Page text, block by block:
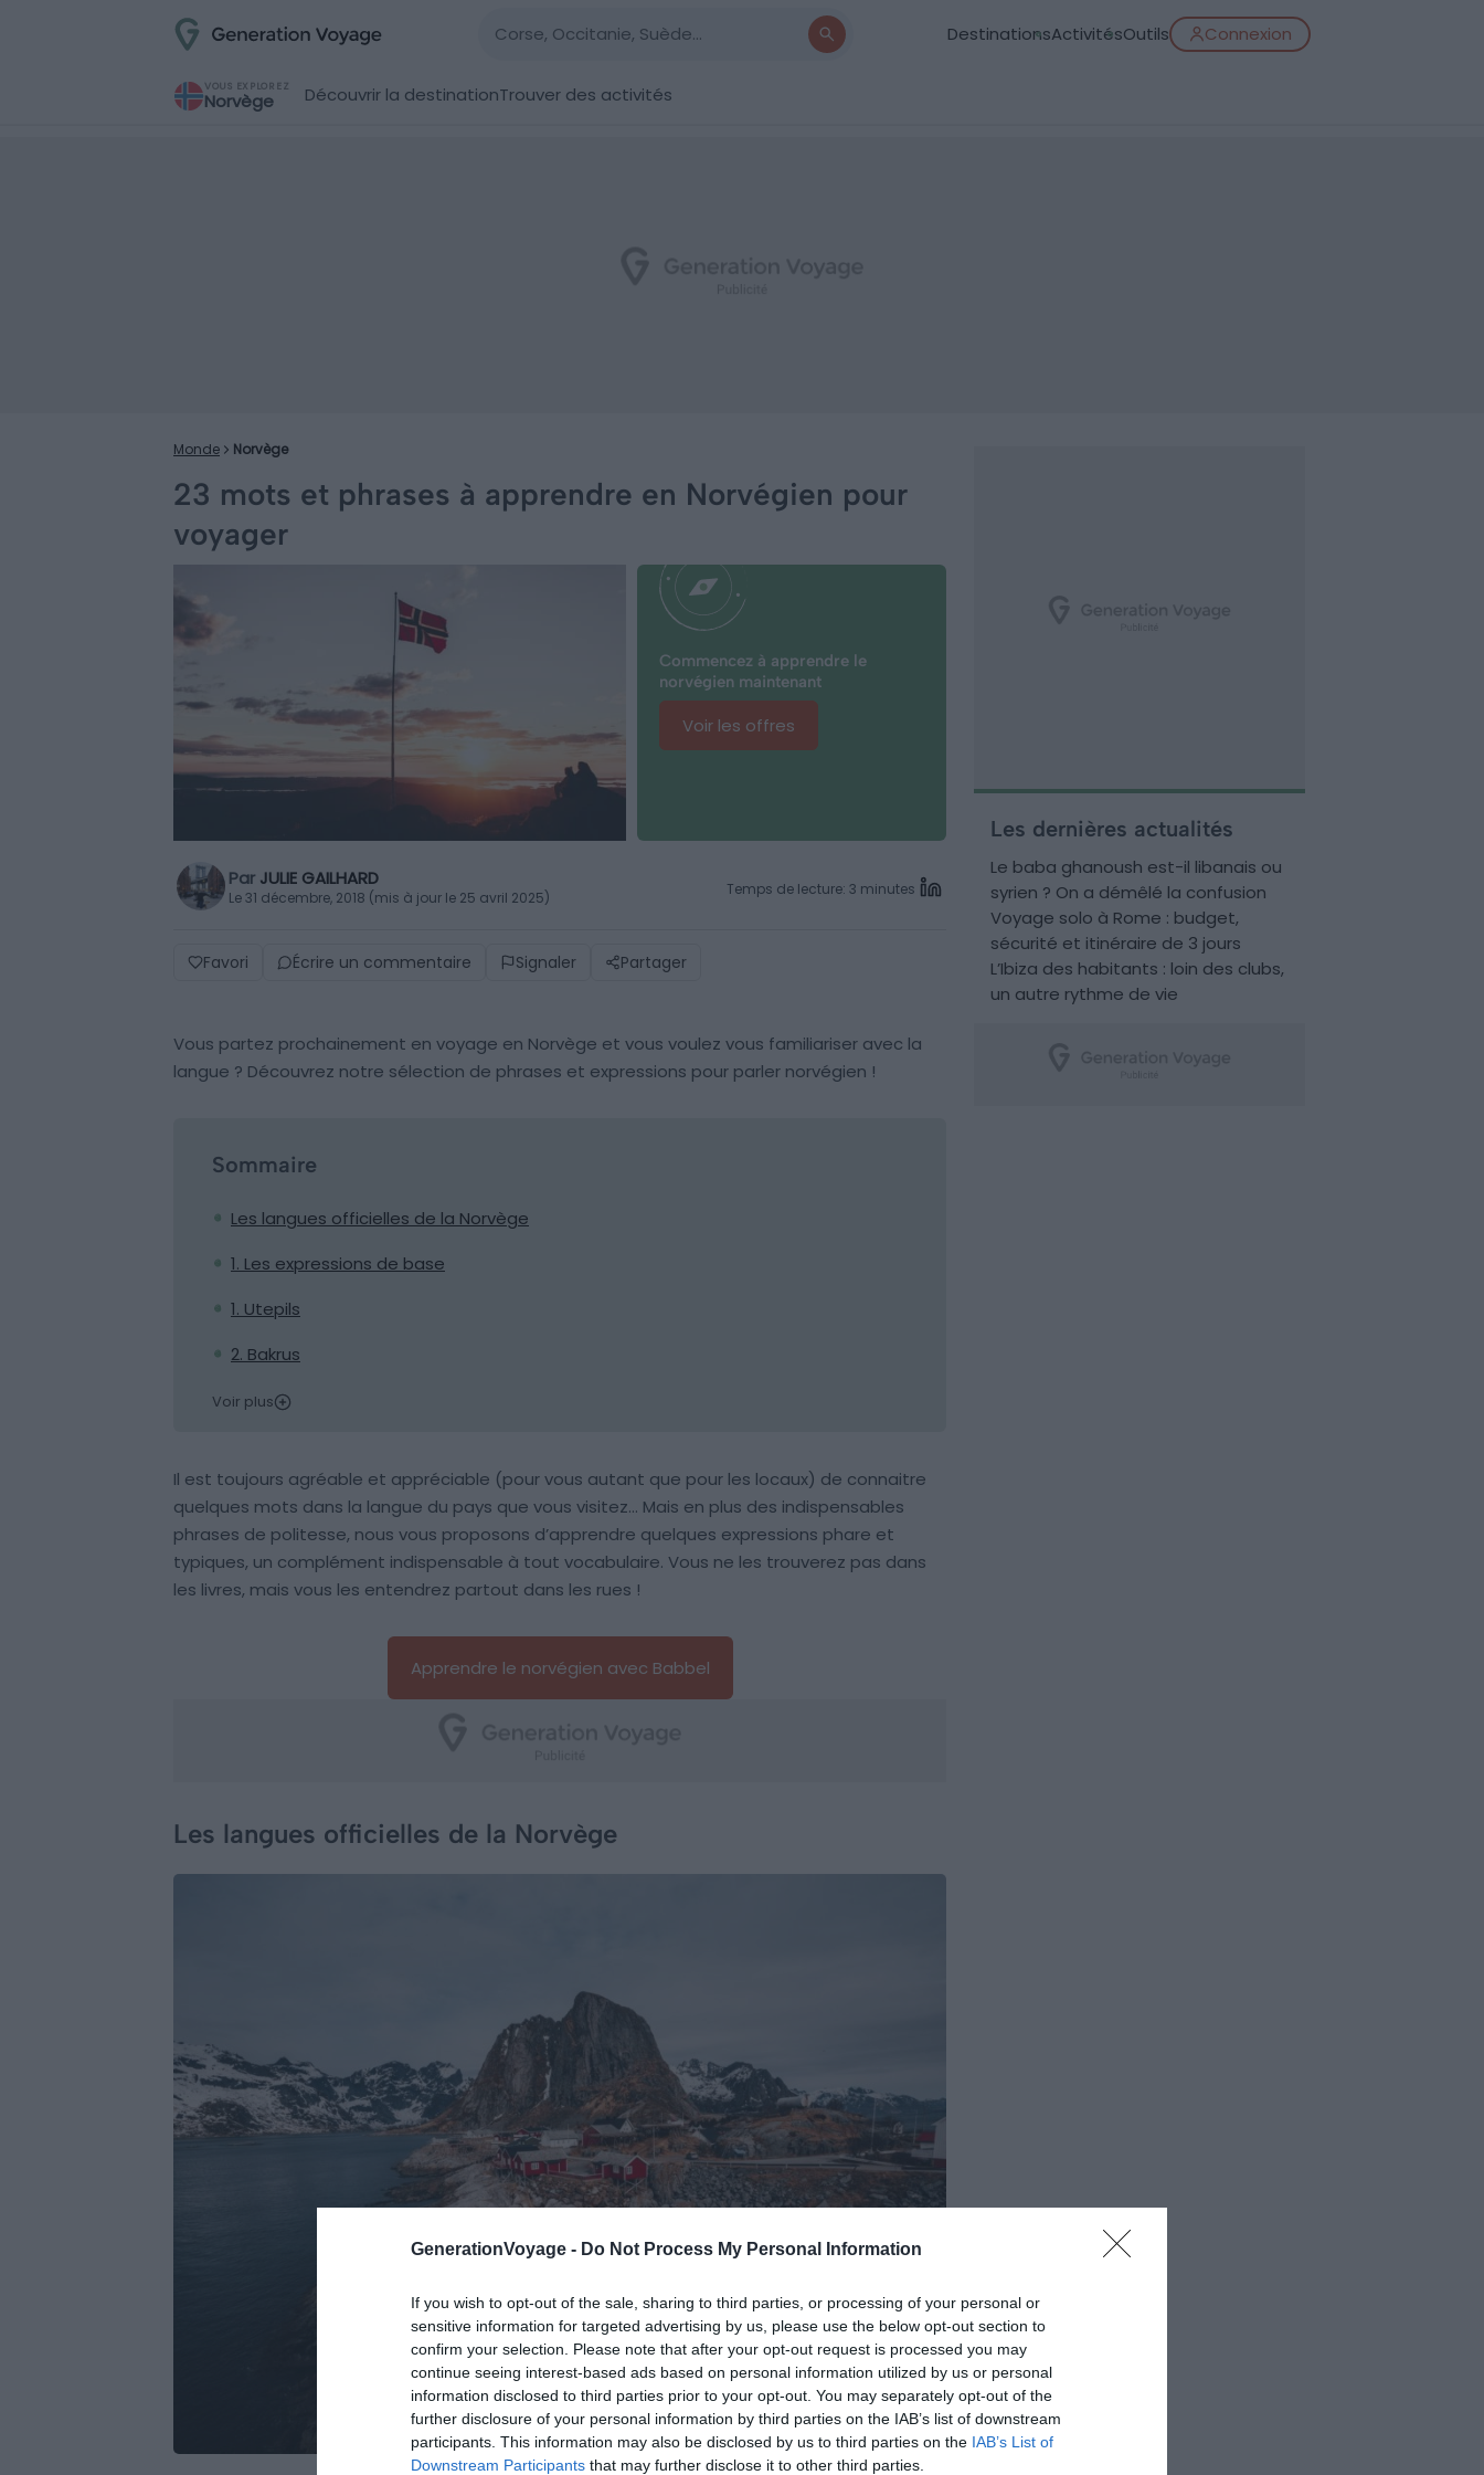
GenerationVoyage - Do Not Process My Personal Information
If you wish to opt-out of the sale, sharing to third parties, or processing of your personal or
sensitive information for targeted advertising by us, please use the below opt-out section to
confirm your selection. Please note that after your opt-out request is processed you may
continue seeing interest-based ads based on personal information utilized by us or personal
information disclosed to third parties prior to your opt-out. You may separately opt-out of the
further disclosure of your personal information by third parties on the IAB’s list of downstream
participants. This information may also be disclosed by us to third parties on the IAB’s List of
Downstream Participants that may further disclose it to other third parties.
DestinationsActivitésOutils Connexion
VOUS EXPLOREZ
Norvège Découvrir la destinationTrouver des activités
Monde Norvège
23 mots et phrases à apprendre en Norvégien pour
voyager
Commencez à apprendre le
norvégien maintenant
Voir les offres
Par JULIE GAILHARD
Le 31 décembre, 2018 (mis à jour le 25 avril 2025) Temps de lecture: 3 minutes
Favori Écrire un commentaire Signaler Partager
Vous partez prochainement en voyage en Norvège et vous voulez vous familiariser avec la
langue ? Découvrez notre sélection de phrases et expressions pour parler norvégien !
Sommaire
Les langues officielles de la Norvège
1. Les expressions de base
1. Utepils
2. Bakrus
Voir plus
Il est toujours agréable et appréciable (pour vous autant que pour les locaux) de connaitre
quelques mots dans la langue du pays que vous visitez… Mais en plus des indispensables
phrases de politesse, nous vous proposons d’apprendre quelques expressions phare et
typiques, un complément indispensable à tout vocabulaire. Vous ne les trouverez pas dans
les livres, mais vous les entendrez partout dans les rues !
Apprendre le norvégien avec Babbel
Les langues officielles de la Norvège
Les dernières actualités
Le baba ghanoush est-il libanais ou
syrien ? On a démêlé la confusion
Voyage solo à Rome : budget,
sécurité et itinéraire de 3 jours
L’Ibiza des habitants : loin des clubs,
un autre rythme de vie